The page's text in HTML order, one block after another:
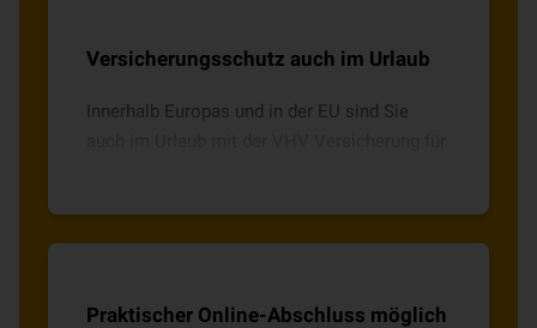
Versicherungsschutz auch im Urlaub
Innerhalb Europas und in der EU sind Sie
Praktischer Online-Abschluss möglich